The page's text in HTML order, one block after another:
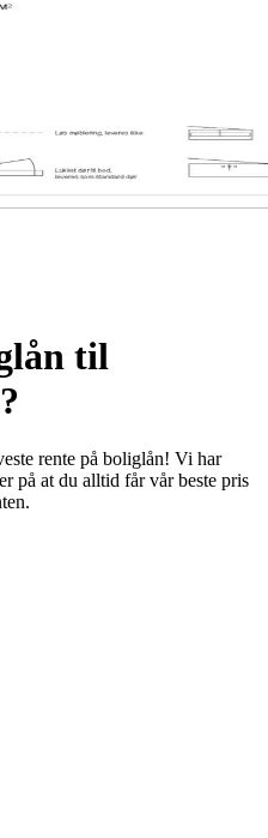
til
rente på boliglån! Vi har
på at du alltid får vår beste pris